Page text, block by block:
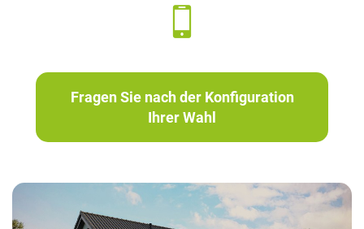
Fragen Sie nach der Konfiguration
Ihrer Wahl